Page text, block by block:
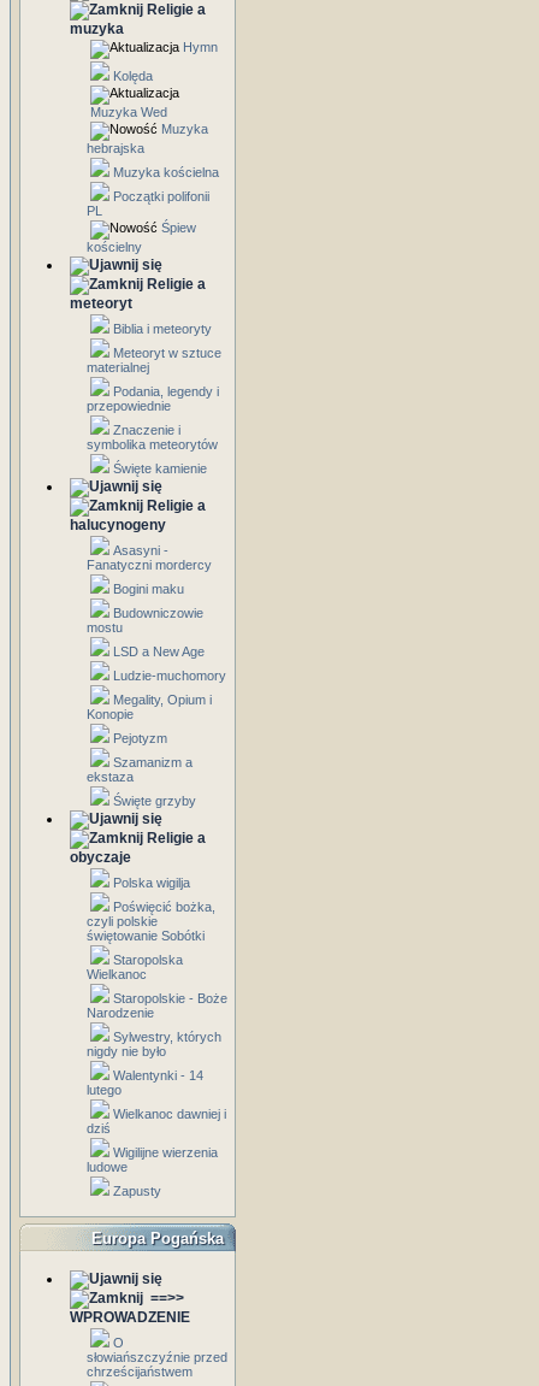
Religie a
muzyka
Hymn
Kolęda
Muzyka Wed
Muzyka
hebrajska
Muzyka kościelna
Początki polifonii
PL
Śpiew
kościelny
Religie a
meteoryt
Biblia i meteoryty
Meteoryt w sztuce
materialnej
Podania, legendy i
przepowiednie
Znaczenie i
symbolika meteorytów
Święte kamienie
Religie a
halucynogeny
Asasyni -
Fanatyczni mordercy
Bogini maku
Budowniczowie
mostu
LSD a New Age
Ludzie-muchomory
Megality, Opium i
Konopie
Pejotyzm
Szamanizm a
ekstaza
Święte grzyby
Religie a
obyczaje
Polska wigilja
Poświęcić bożka,
czyli polskie
świętowanie Sobótki
Staropolska
Wielkanoc
Staropolskie - Boże
Narodzenie
Sylwestry, których
nigdy nie było
Walentynki - 14
lutego
Wielkanoc dawniej i
dziś
Wigilijne wierzenia
ludowe
Zapusty
Europa Pogańska
==>>
WPROWADZENIE
O
słowiańszczyźnie przed
chrześcijaństwem